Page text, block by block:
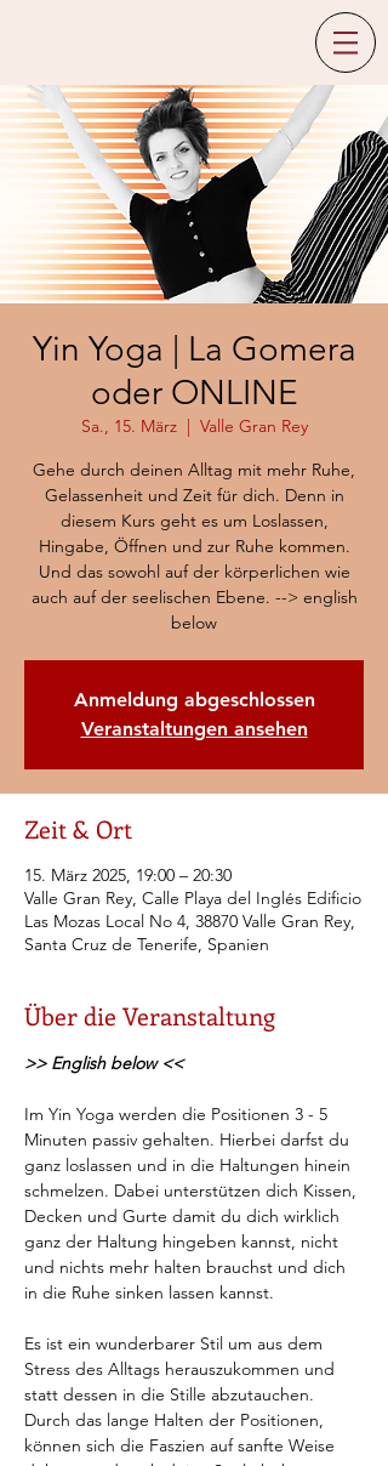
Yin Yoga | La Gomera
oder ONLINE
Sa., 15. März
  |
Valle Gran Rey
Gehe durch deinen Alltag mit mehr Ruhe,
Gelassenheit und Zeit für dich. Denn in
diesem Kurs geht es um Loslassen,
Hingabe, Öffnen und zur Ruhe kommen.
Und das sowohl auf der körperlichen wie
auch auf der seelischen Ebene. --> english
below
Anmeldung abgeschlossen
Veranstaltungen ansehen
Zeit & Ort
15. März 2025, 19:00 – 20:30
Valle Gran Rey, Calle Playa del Inglés Edificio
Las Mozas Local No 4, 38870 Valle Gran Rey,
Santa Cruz de Tenerife, Spanien
Über die Veranstaltung
>> English below <<
Im Yin Yoga werden die Positionen 3 - 5
Minuten passiv gehalten. Hierbei darfst du
ganz loslassen und in die Haltungen hinein
schmelzen. Dabei unterstützen dich Kissen,
Decken und Gurte damit du dich wirklich
ganz der Haltung hingeben kannst, nicht
und nichts mehr halten brauchst und dich
in die Ruhe sinken lassen kannst.
Es ist ein wunderbarer Stil um aus dem
Stress des Alltags herauszukommen und
statt dessen in die Stille abzutauchen.
Durch das lange Halten der Positionen,
können sich die Faszien auf sanfte Weise